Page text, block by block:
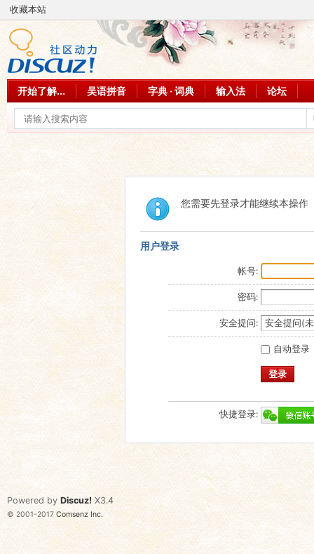
收藏本站
开始了解... 吴语拼音 字典 · 词典 输入法 论坛
您需要先登录才能继续本操作
用户登录
帐号:
密码:
安全提问:
自动登录
登录
快捷登录:
Powered by Discuz! X3.4
© 2001-2017 Comsenz Inc.